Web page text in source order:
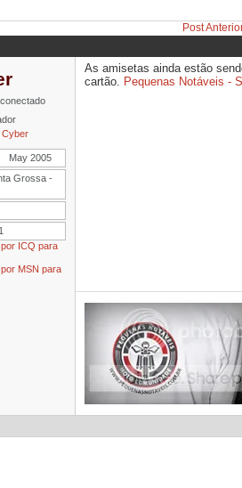
Post
May 2005
Grossa -
As amisetas ainda estão
cartão. Pequenas Notáveis -